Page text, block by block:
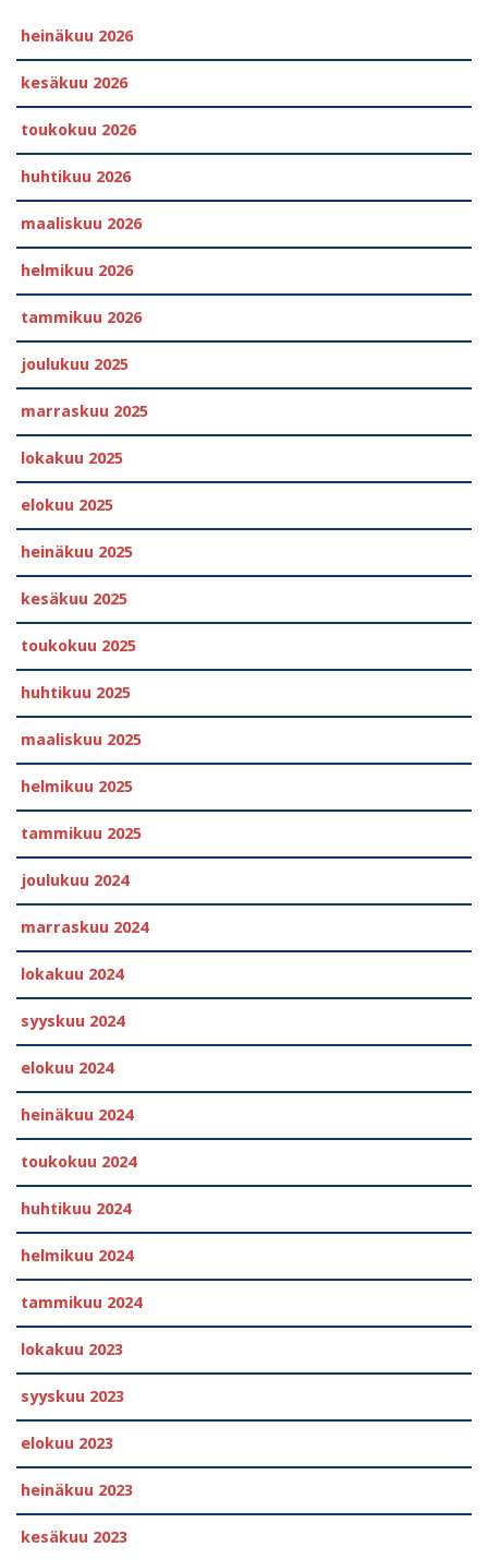
heinäkuu 2026
kesäkuu 2026
toukokuu 2026
huhtikuu 2026
maaliskuu 2026
helmikuu 2026
tammikuu 2026
joulukuu 2025
marraskuu 2025
lokakuu 2025
elokuu 2025
heinäkuu 2025
kesäkuu 2025
toukokuu 2025
huhtikuu 2025
maaliskuu 2025
helmikuu 2025
tammikuu 2025
joulukuu 2024
marraskuu 2024
lokakuu 2024
syyskuu 2024
elokuu 2024
heinäkuu 2024
toukokuu 2024
huhtikuu 2024
helmikuu 2024
tammikuu 2024
lokakuu 2023
syyskuu 2023
elokuu 2023
heinäkuu 2023
kesäkuu 2023